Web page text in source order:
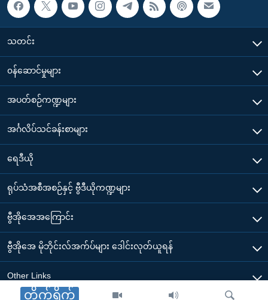
တိုက်ရိုက်
သတင်း
၀န်ဆောင်မှုများ
အပတ်စဉ်ကဏ္ဍများ
အင်္ဂလိပ်သင်ခန်းစာများ
ရေဒီယို
ရုပ်သံအစီအစဉ်နှင့် ဗွီဒီယိုကဏ္ဍများ
ဗွီအိုအေအကြောင်း
ဗွီအိုအေ မိုဘိုင်းလ်အက်ပ်များ ဒေါင်းလုတ်ယူရန်
Other Links